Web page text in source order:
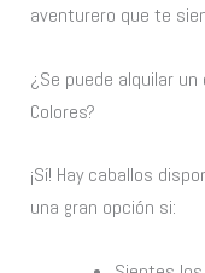
aventurero que te
¿Se puede alquilar
Colores?
¡Sí! Hay caballos
una gran opción si: